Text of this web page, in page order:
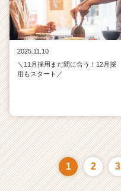
2025.11.10
＼11月採用まだ間に合う！12月採
用もスタート／
1 2 3